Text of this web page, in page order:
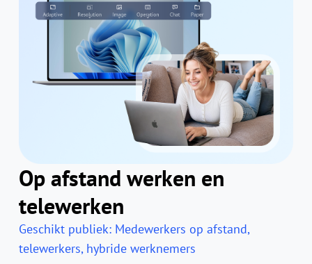
Op afstand werken en
telewerken
Geschikt publiek: Medewerkers op afstand,
telewerkers, hybride werknemers